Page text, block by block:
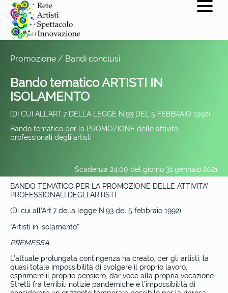
Promozione / Bandi conclusi
Bando tematico ARTISTI IN
ISOLAMENTO
(DI CUI ALL’ART.7 DELLA LEGGE N.93 DEL 5 FEBBRAIO 1992)
Bando tematico per la PROMOZIONE delle attività
professionali degli artisti
Scadenza 24.00 del giorno 31 gennaio 2021
BANDO TEMATICO PER LA PROMOZIONE DELLE ATTIVITA’
PROFESSIONALI DEGLI ARTISTI
(Di cui all’Art.7 della legge N.93 del 5 febbraio 1992)
“Artisti in isolamento”
PREMESSA
L’attuale prolungata contingenza ha creato, per gli artisti, la
quasi totale impossibilità di svolgere il proprio lavoro,
esprimere il proprio pensiero, dar voce alla propria vocazione.
Stretti fra terribili notizie pandemiche e l’impossibilità di